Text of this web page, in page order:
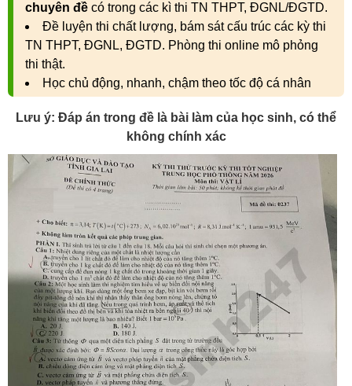
chuyên đề có trong các kì thi TN THPT, ĐGNL/ĐGTD.
Đề luyện thi chất lượng, bám sát cấu trúc các kỳ thi
TN THPT, ĐGNL, ĐGTD. Phòng thi online mô phỏng
thi thật.
Học chủ động, nhanh, chậm theo tốc độ cá nhân
Lưu ý: Đáp án trong đề là bài làm của học sinh, có thể
không chính xác